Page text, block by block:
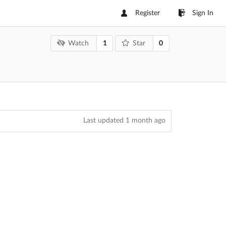
Register Sign In
Watch 1 Star 0
Last updated 1 month ago